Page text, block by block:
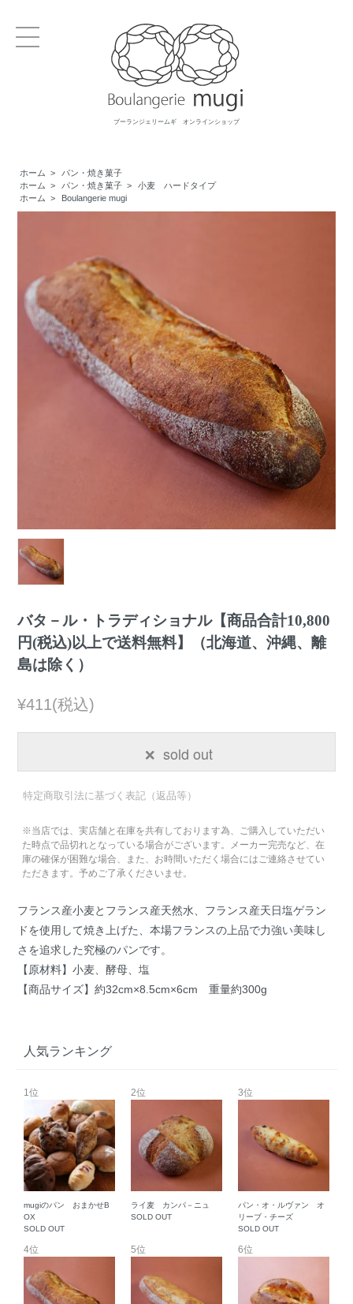
ブーランジェリームギ オンラインショップ
ホーム >
パン・焼き菓子
ホーム > パン・焼き菓子 >
小麦 ハードタイプ
ホーム > Boulangerie mugi
バタ－ル・トラディショナル【商品合計10,800
円(税込)以上で送料無料】（北海道、沖縄、離
島は除く）
¥411(税込)
sold out
特定商取引法に基づく表記（返品等）
※当店では、実店舗と在庫を共有しております為、ご購入していただい
た時点で品切れとなっている場合がございます。メーカー完売など、在
庫の確保が困難な場合、また、お時間いただく場合にはご連絡させてい
ただきます。予めご了承くださいませ。
フランス産小麦とフランス産天然水、フランス産天日塩ゲラン
ドを使用して焼き上げた、本場フランスの上品で力強い美味し
さを追求した究極のパンです。
【原材料】小麦、酵母、塩
【商品サイズ】約32cm×8.5cm×6cm 重量約300g
人気ランキング
1位
mugiのパン おまかせB
OX
SOLD OUT
2位
ライ麦 カンパ－ニュ
SOLD OUT
3位
パン・オ・ルヴァン オ
リーブ・チーズ
SOLD OUT
4位 5位 6位